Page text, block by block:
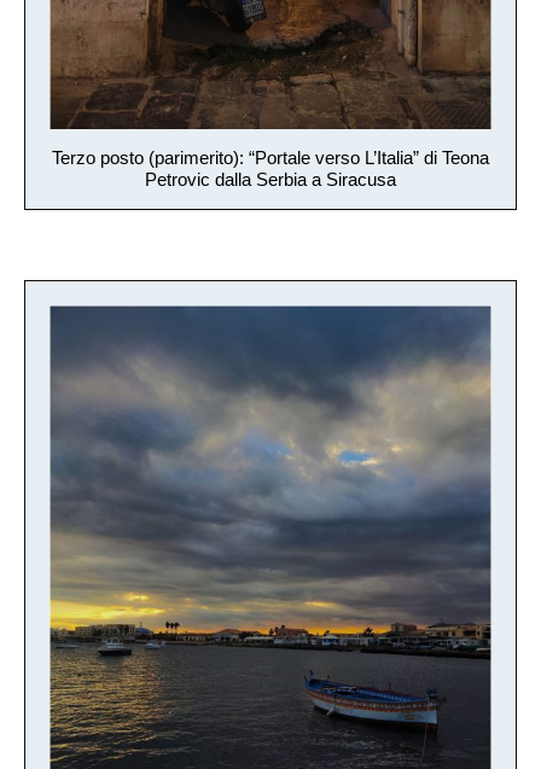
Terzo posto (parimerito): “Portale verso L’Italia” di Teona
Petrovic dalla Serbia a Siracusa